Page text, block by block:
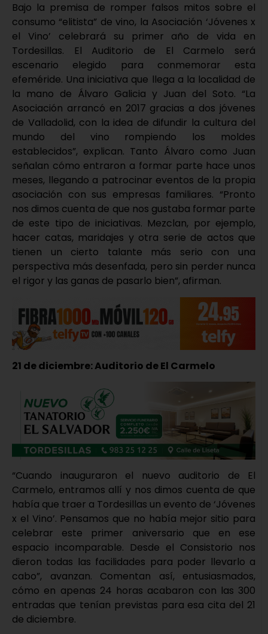
Bajo la premisa de romper falsos mitos sobre el
consumo “elitista” de vino, la Asociación ‘Jóvenes x
el Vino’ celebrará su primer año de vida en
Tordesillas. El Auditorio de El Carmelo será
escenario elegido para conmemorar esta
efeméride. Una iniciativa que llega a la localidad de
la mano de Álvaro Galicia y Juan del Soto. “La
Asociación arrancó en 2017 gracias a dos jóvenes
de Valladolid, con la idea de difundir la cultura del
mundo del vino rompiendo los moldes
establecidos”, explican. Tanto Álvaro como Juan
señalan cómo entraron a formar parte hace unos
meses, llegando a patrocinar eventos de la propia
asociación con sus empresas familiares. “Pronto
nos dimos cuenta de que nos gustaba formar parte
de este tipo de iniciativas. Mezclan, por ejemplo,
hacer catas, maridajes y otra serie de actos que
tienen un cierto talante más serio con una
perspectiva más desenfada, pero sin perder nunca
el rigor y las ganas de pasarlo bien”, afirman.
21 de diciembre: Auditorio de El Carmelo
“Cuando inauguraron el nuevo auditorio de El
Carmelo, entramos allí y nos dimos cuenta de que
había que traer a Tordesillas un evento de ‘Jóvenes
x el Vino’. Pensamos que no había mejor sitio para
celebrar este primer aniversario que en ese
espacio incomparable. Desde el Consistorio nos
dieron todas las facilidades para poder llevarlo a
cabo”, avanzan. Comentan así, entusiasmados,
cómo en apenas 24 horas acabaron con las 300
entradas que tenían previstas para esa cita del 21
de diciembre.